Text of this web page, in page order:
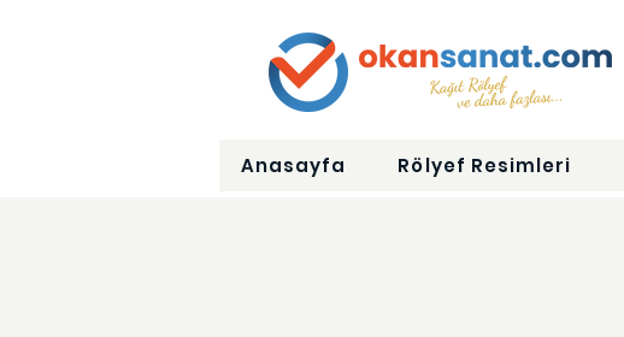
Anasayfa Rölyef Resimleri